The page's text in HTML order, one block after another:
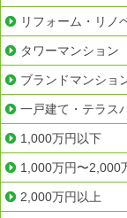
リフォーム・リノ
タワーマンション
ブランドマンショ
一戸建て・テラス
1,000万円以下
1,000万円〜2,000
2,000万円以上